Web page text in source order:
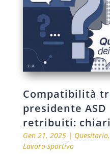
Compatibilità
presidente
retribuiti:
Gen 21, 2025| Quesitario,
Lavoro sportivo